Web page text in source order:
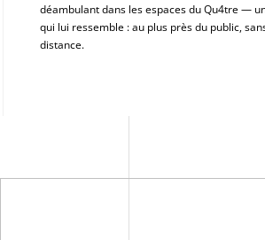
déambulant dans les espaces du Qu4tre —
qui lui ressemble : au plus près du public,
distance.